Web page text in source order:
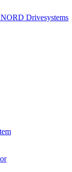
NORD Drivesystems